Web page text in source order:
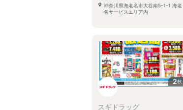
神奈川県海老名市大谷南5-1-1 海老
名サービスエリア内
2枚
スギドラッグ